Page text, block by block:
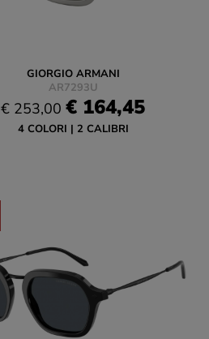
GIORGIO ARMANI
AR7293U
€ 253,00 € 164,45
4 COLORI 2 CALIBRI